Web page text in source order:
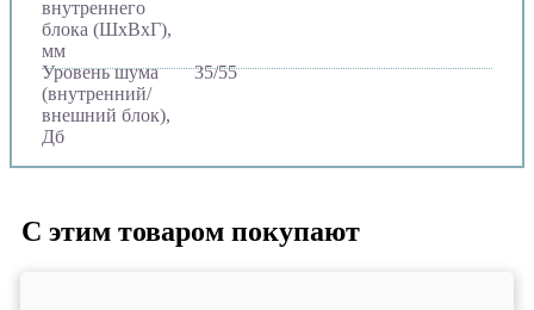
внутреннего
блока (ШхВхГ),
мм
Уровень шума
(внутренний/
внешний блок),
Дб
35/55
С этим товаром покупают